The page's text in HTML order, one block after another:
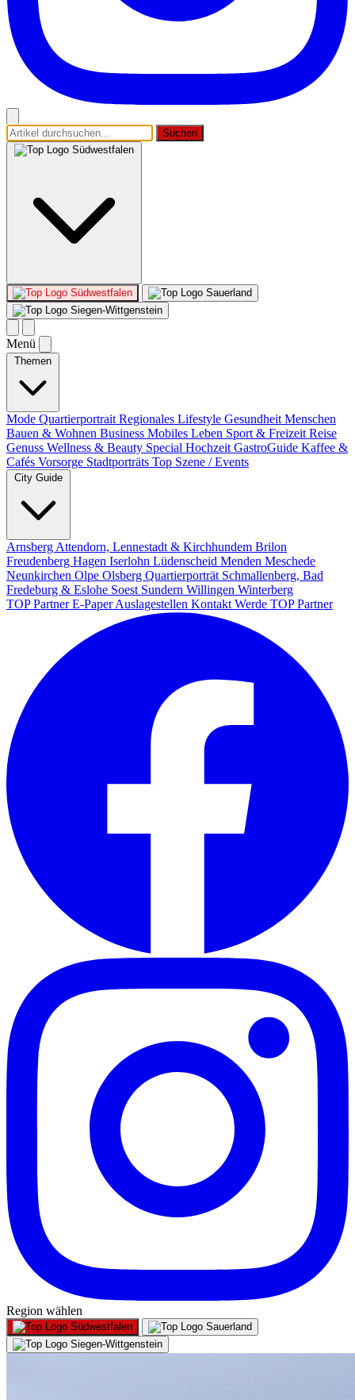
Suchen
Südwestfalen
Südwestfalen
Sauerland
Siegen-Wittgenstein
Menü
Themen
Mode Quartierportrait Regionales Lifestyle Gesundheit Menschen
Bauen & Wohnen Business Mobiles Leben Sport & Freizeit Reise
Genuss Wellness & Beauty Special Hochzeit GastroGuide Kaffee &
Cafés Vorsorge Stadtporträts Top Szene / Events
City Guide
Arnsberg Attendorn, Lennestadt & Kirchhundem Brilon
Freudenberg Hagen Iserlohn Lüdenscheid Menden Meschede
Neunkirchen Olpe Olsberg Quartierporträt Schmallenberg, Bad
Fredeburg & Eslohe Soest Sundern Willingen Winterberg
TOP PartnerE-PaperAuslagestellen Kontakt Werde TOP Partner
Region wählen
Südwestfalen
Sauerland
Siegen-Wittgenstein